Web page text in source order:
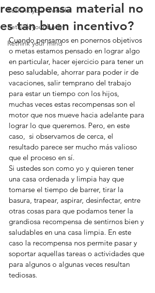
Rethink your worklife
Rethink your body
Rethink your mind
recompensa material no
es tan buen incentivo?
Cuando pensamos en ponernos objetivos
o metas estamos pensado en lograr algo
en particular, hacer ejercicio para tener un
peso saludable, ahorrar para poder ir de
vacaciones, salir temprano del trabajo
para estar un tiempo con los hijos,
muchas veces estas recompensas son el
motor que nos mueve hacia adelante para
lograr lo que queremos. Pero, en este
caso,  si observamos de cerca, el
resultado parece ser mucho más valioso
que el proceso en sí.
Si ustedes son como yo y quieren tener
una casa ordenada y limpia hay que
tomarse el tiempo de barrer, tirar la
basura, trapear, aspirar, desinfectar, entre
otras cosas para que podamos tener la
grandiosa recompensa de sentirnos bien y
saludables en una casa limpia. En este
caso la recompensa nos permite pasar y
soportar aquellas tareas o actividades que
para algunos o algunas veces resultan
tediosas.